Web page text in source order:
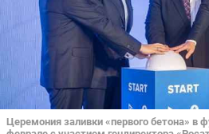
Церемония заливки «первого бетона» в